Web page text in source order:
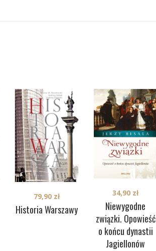
Historia Warszawy
79,90 zł
Niewygodne
związki. Opowieść
o końcu dynastii
Jagiellonów
34,90 zł